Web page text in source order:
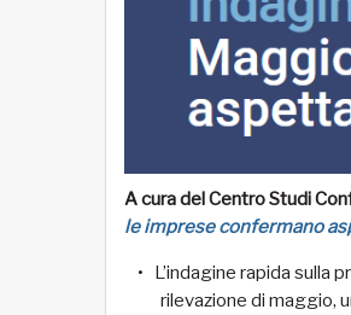
A cura del Centro Studi
le imprese confermano
L’indagine rapida sulla
rilevazione di maggio,